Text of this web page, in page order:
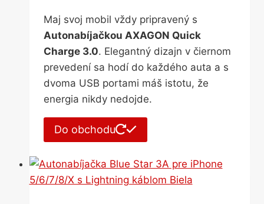
Maj svoj mobil vždy pripravený s
Autonabíjačkou AXAGON Quick
Charge 3.0. Elegantný dizajn v čiernom
prevedení sa hodí do každého auta a s
dvoma USB portami máš istotu, že
energia nikdy nedojde.
Do obchodu